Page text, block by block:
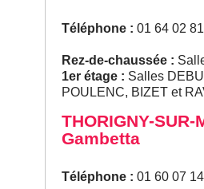
Téléphone : 01 64 02
Rez-de-chaussée :
1er étage : Salles
POULENC, BIZET et
THORIGNY-
Gambetta
Téléphone : 01 60 07